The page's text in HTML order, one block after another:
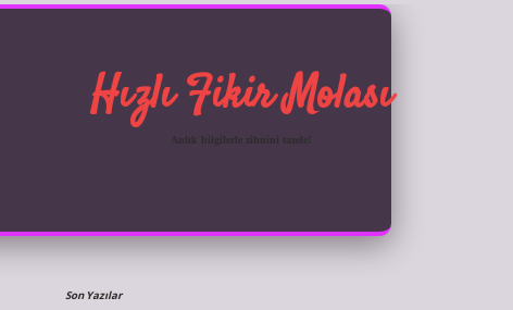
Hızlı Fikir Molası
Anlık bilgilerle zihnini tazele!
Sidebar
Son Yazılar